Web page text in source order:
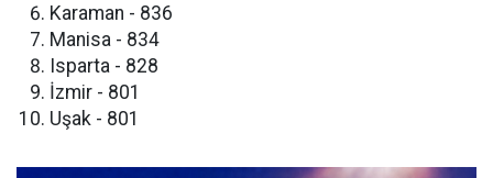
​Karaman - 836
​Manisa - 834
​Isparta - 828
​İzmir - 801
​Uşak - 801